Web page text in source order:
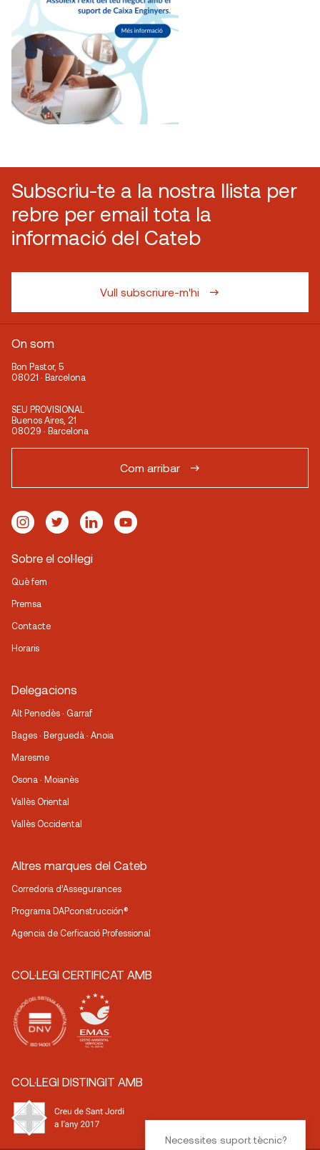
Subscriu-te a la nostra llista per
rebre per email tota la
informació del Cateb
Vull subscriure-m'hi
On som
Bon Pastor, 5
08021 · Barcelona
SEU PROVISIONAL
Buenos Aires, 21
08029 · Barcelona
Com arribar
Sobre el col·legi
Què fem
Premsa
Contacte
Horaris
Delegacions
Alt Penedès · Garraf
Bages · Berguedà · Anoia
Maresme
Osona · Moianès
Vallès Oriental
Vallès Occidental
Altres marques del Cateb
Corredoria d’Assegurances
Programa DAPconstrucción®
Agencia de Cerficació Professional
COL·LEGI CERTIFICAT AMB
COL·LEGI DISTINGIT AMB
Necessites suport tècnic?